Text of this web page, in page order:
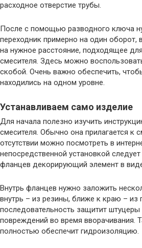
расходное отверстие трубы.
После с помощью разводного ключа
переходник примерно на один оборот,
на нужное расстояние, подходящее
смесителя. Здесь можно
скобой. Очень важно обеспечить,
находились на одном уровне.
Устанавливаем само изделие
Для начала полезно изучить
смесителя. Обычно она прилагается к
отсутствии можно посмотреть в
непосредственной установкой
фланцев декорирующий элемент в
Внутрь фланцев нужно заложить
внутрь – из резины, ближе к краю – из
последовательность защитит штуцеры
повреждений во время вворачивания.
полностью обеспечит гидроизоляцию.